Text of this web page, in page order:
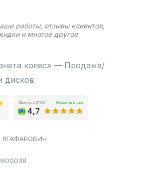
работы, отзывы клиентов,
и многое другое
колес» — Продажа/
дисков
ЯГАФАРОВИЧ